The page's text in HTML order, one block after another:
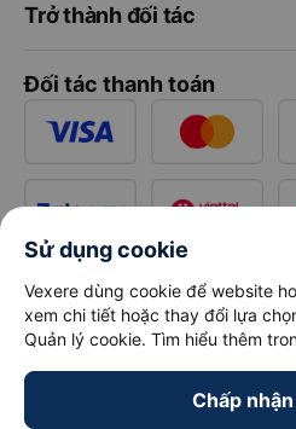
Trở thành đối tác
Đối tác thanh toán
Sử dụng cookie
Vexere dùng cookie để website
xem chi tiết hoặc thay đổi lựa
Quản lý cookie. Tìm hiểu thêm
Chấp